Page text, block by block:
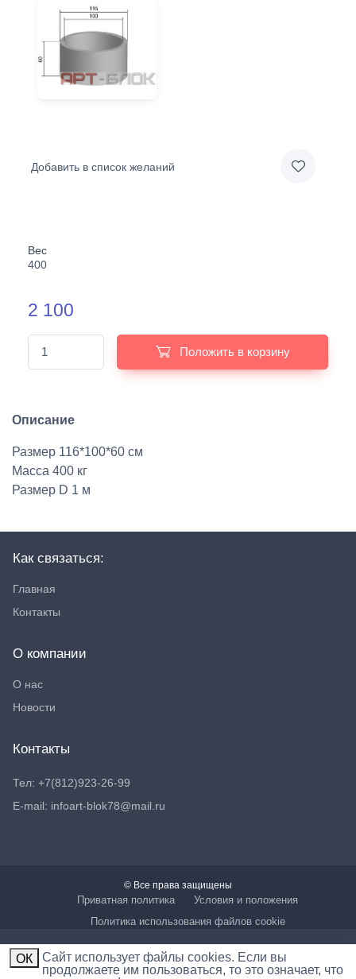
Добавить в список желаний
Вес
400
2 100
Положить в корзину
Описание
Размер 116*100*60 см
Масса 400 кг
Размер D 1 м
Как связаться:
Главная
Контакты
О компании
О нас
Новости
Контакты
Тел: +7(812)923-26-99
E-mail: infoart-blok78@mail.ru
© Все права защищены
Приватная политика
Условия и положения
Политика использования файлов cookie
ОК
Cайт использует файлы cookies. Если вы
продолжаете им пользоваться, то это означает, что